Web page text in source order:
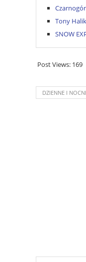
Tony
SNOW
Post Views: 169
DZIENNE I